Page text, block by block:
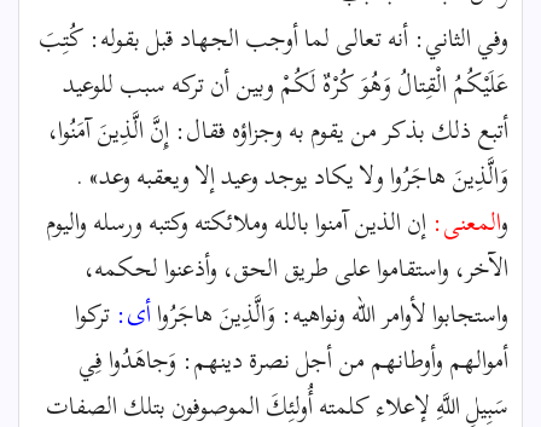
وفي الثاني: أنه تعالى لما أوجب الجهاد قبل بقوله: كُتِبَ
عَلَيْكُمُ الْقِتالُ وَهُوَ كُرْهٌ لَكُمْ وبين أن تركه سبب للوعيد
أتبع ذلك بذكر من يقوم به وجزاؤه فقال: إِنَّ الَّذِينَ آمَنُوا،
وَالَّذِينَ هاجَرُوا ولا يكاد يوجد وعيد إلا ويعقبه وعد» .
والمعنى: إن الذين آمنوا بالله وملائكته وكتبه ورسله واليوم
الآخر، واستقاموا على طريق الحق، وأذعنوا لحكمه،
واستجابوا لأوامر الله ونواهيه: وَالَّذِينَ هاجَرُواأى:تركوا
أموالهم وأوطانهم من أجل نصرة دينهم: وَجاهَدُوا فِي
سَبِيلِ اللَّهِ لإعلاء كلمته أُولئِكَ الموصوفون بتلك الصفات